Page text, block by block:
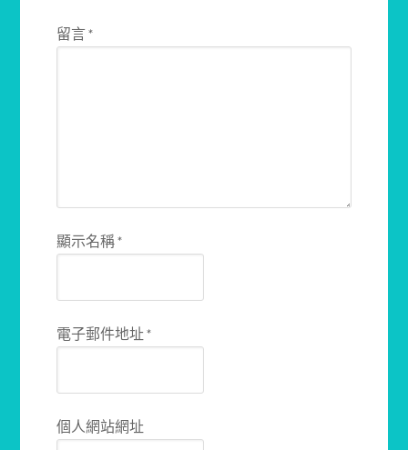
留言*
顯示名稱*
電子郵件地址*
個人網站網址